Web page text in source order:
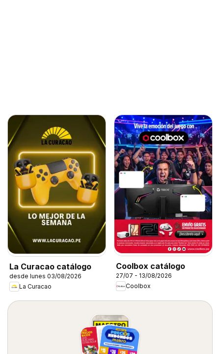
La Curacao catálogo
desde lunes 03/08/2026
La Curacao
Coolbox catálogo
27/07 - 13/08/2026
Coolbox